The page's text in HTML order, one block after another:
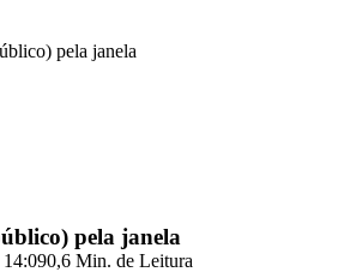
pela janela
pela janela
14:090,6 Min. de Leitura